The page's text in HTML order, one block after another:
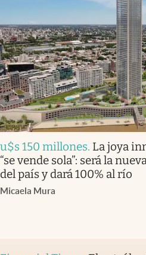
u$s 150 millones. La joya
“se vende sola”: será la
del país y dará 100% al río
Micaela Mura